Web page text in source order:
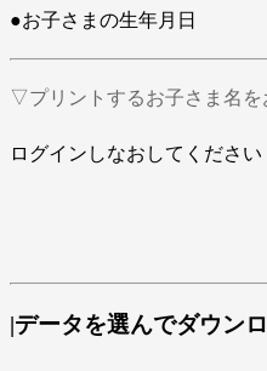
●お子さまの生年月日
▽プリントするお子さま名
ログインしなおしてください
|データを選んでダウン